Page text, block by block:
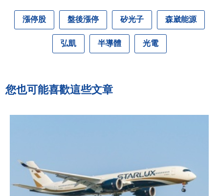
漲停股 盤後漲停 矽光子 森崴能源
弘凱 半導體 光電
您也可能喜歡這些文章